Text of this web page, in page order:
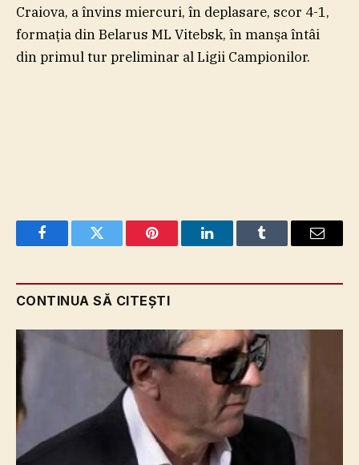
Craiova, a învins miercuri, în deplasare, scor 4-1,
formaţia din Belarus ML Vitebsk, în manşa întâi
din primul tur preliminar al Ligii Campionilor.
FacebookTwitter Pinterest LinkedInTumblr Email
CONTINUA SĂ CITEȘTI